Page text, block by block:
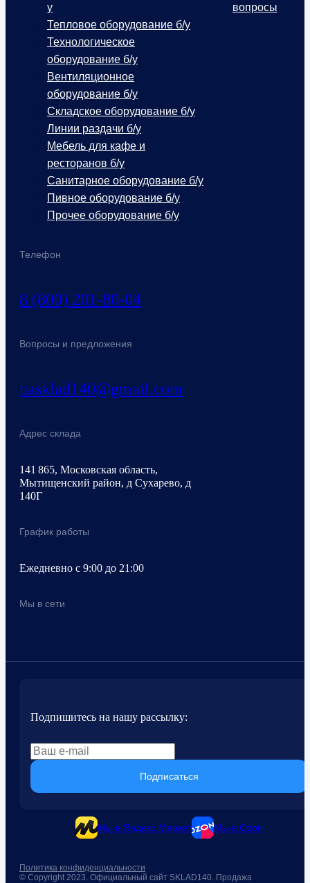
Телефон
8 (800) 201-80-04
Вопросы и предложения
nasklad140@gmail.com
Адрес склада
141 865, Московская область,
Мытищенский район, д Сухарево, д
140Г
График работы
Ежедневно с 9:00 до 21:00
Мы в сети
у
Тепловое оборудование б/у
Технологическое
оборудование б/у
Вентиляционное
оборудование б/у
Складское оборудование б/у
Линии раздачи б/у
Мебель для кафе и
ресторанов б/у
Санитарное оборудование б/у
Пивное оборудование б/у
Прочее оборудование б/у
вопросы
Подпишитесь на нашу рассылку:
Подписаться
Мы в Яндекс.Маркет Мы в Ozon
© Copyright 2023. Официальный сайт SKLAD140. Продажа
Политика конфиденциальности